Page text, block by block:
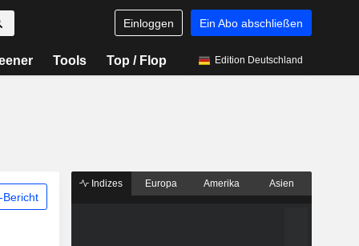
Einloggen Ein Abo abschließen
Tools Top / Flop Edition Deutschland
Bericht
Indizes Europa Amerika Asien